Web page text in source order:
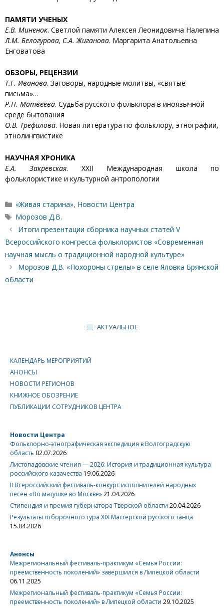
ПАМЯТИ УЧЕНЫХ
Е.В. Миненок. Светлой памяти Алексея Леонидовича Налепина
Л.М. Белогурова, С.А. Жиганова. Маргарита Анатольевна
Енговатова
ОБЗОРЫ, РЕЦЕНЗИИ
Т.Г. Иванова. Заговоры, народные молитвы, «святые
письма»…
P.П. Матвеева. Судьба русского фольклора в иноязычной
среде бытования
О.В. Трефилова. Новая литература по фольклору, этнографии,
этнолингвистике
НАУЧНАЯ ХРОНИКА
Е.А. Закревская. XXII Международная школа по
фольклористике и культурной антропологии
Рубрики
«Живая старина», Новости Центра
Метки
Морозов Д.В.
Итоги презентации сборника научных статей V
Всероссийского конгресса фольклористов «Современная
научная мысль о традиционной народной культуре»
Морозов Д.В. «Похороны стрелы» в селе Яловка Брянской
области
АКТУАЛЬНОЕ
КАЛЕНДАРЬ МЕРОПРИЯТИЙ
АНОНСЫ
НОВОСТИ РЕГИОНОВ
КНИЖНОЕ ОБОЗРЕНИЕ
ПУБЛИКАЦИИ СОТРУДНИКОВ ЦЕНТРА
Новости Центра
Фольклорно-этнографическая экспедиция в Волгоградскую
область 02.07.2026
Листопадовские чтения — 2026: История и традиционная культура
российского казачества 19.06.2026
II Всероссийский фестиваль-конкурс исполнителей народных
песен «Во матушке во Москве»21.04.2026
Стипендия и премия губернатора Тверской области 20.04.2026
Результаты отборочного тура XIX Мастерской русского танца
15.04.2026
Анонсы
Межрегиональный фестиваль-практикум «Семья России:
преемственность поколений» завершился в Липецкой области
06.11.2025
Межрегиональный фестиваль-практикум «Семья России:
преемственность поколений» в Липецкой области 29.10.2025